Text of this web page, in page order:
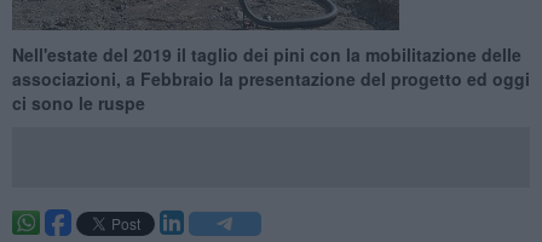
Nell'estate del 2019 il taglio dei pini con la mobilitazione delle
associazioni, a Febbraio la presentazione del progetto ed oggi
ci sono le ruspe